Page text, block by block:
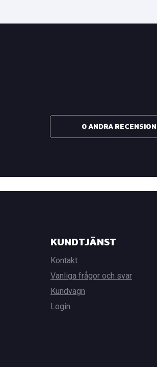
0 ANDRA
KUNDTJÄNST
Kontakt
Vanliga frågor och svar
Kundvagn
Login